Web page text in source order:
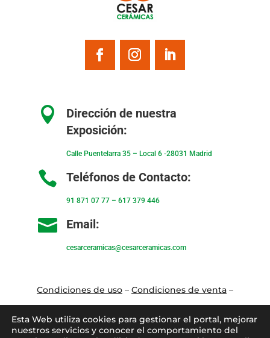

Dirección de nuestra
Exposición:
Calle Puentelarra 35 – Local 6 -28031 Madrid
 Teléfonos de Contacto:
91 871 07 77– 617 379 446
 Email:
cesarceramicas@cesarceramicas.com
Condiciones de uso– Condiciones de venta–
Aviso Legal–Política de privacidad –Política
de cookies
Esta Web utiliza cookies para gestionar el portal, mejorar
nuestros servicios y conocer el comportamiento del